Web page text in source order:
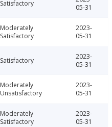
Satisfactory
05-31
Moderately
Satisfactory
2023-
05-31
Satisfactory
2023-
05-31
Moderately
Unsatisfactory
2023-
05-31
Moderately
Satisfactory
2023-
05-31